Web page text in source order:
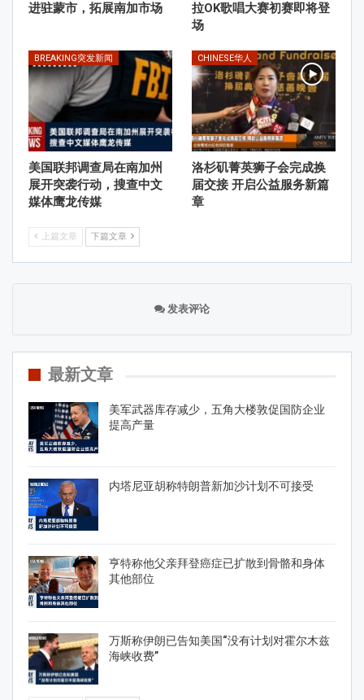
进驻蒙市，拓展南加市场
拉OK歌唱大赛初赛即将登
场
BREAKING突发新闻
美国联邦调查局在南加州
展开突袭行动，搜查中文
媒体鹰龙传媒
CHINESE华人
洛杉矶菁英狮子会完成换
届交接 开启公益服务新篇
章
上篇文章 下篇文章
发表评论
最新文章
美军武器库存减少，五角大楼敦促国防企业
提高产量
内塔尼亚胡称特朗普新加沙计划不可接受
亨特称他父亲拜登癌症已扩散到骨骼和身体
其他部位
万斯称伊朗已告知美国“没有计划对霍尔木兹
海峡收费”